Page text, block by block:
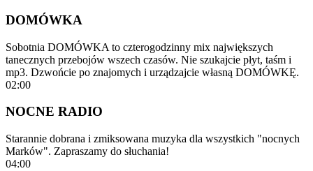
DOMÓWKA
Sobotnia DOMÓWKA to czterogodzinny mix największych
tanecznych przebojów wszech czasów. Nie szukajcie płyt, taśm i
mp3. Dzwońcie po znajomych i urządzajcie własną DOMÓWKĘ.
02:00
NOCNE RADIO
Starannie dobrana i zmiksowana muzyka dla wszystkich "nocnych
Marków". Zapraszamy do słuchania!
04:00